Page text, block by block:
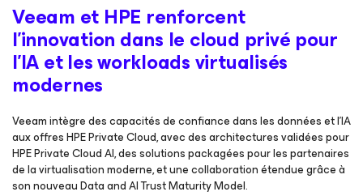
Veeam et HPE renforcent
l’innovation dans le cloud privé pour
l’IA et les workloads virtualisés
modernes
Veeam intègre des capacités de confiance dans les données et l’IA
aux offres HPE Private Cloud, avec des architectures validées pour
HPE Private Cloud AI, des solutions packagées pour les partenaires
de la virtualisation moderne, et une collaboration étendue grâce à
son nouveau Data and AI Trust Maturity Model.